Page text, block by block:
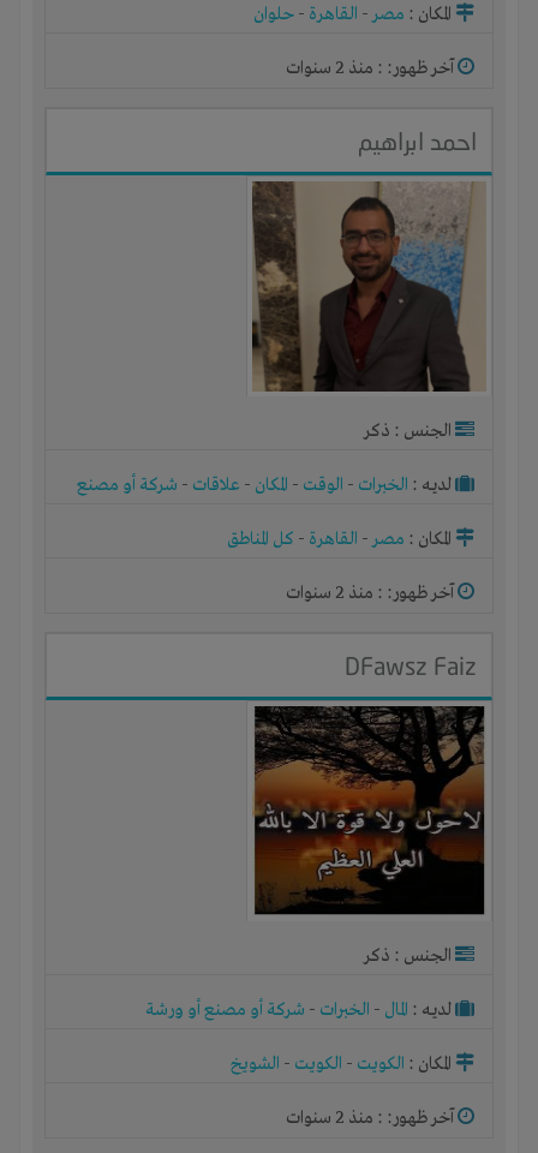
المكان : مصر- القاهرة - حلوان
آخر ظهور: : منذ 2 سنوات
احمد ابراهيم
الجنس : ذكر
لديـه : الخبرات - الوقت - المكان - علاقات - شركة أو مصنع
المكان : مصر- القاهرة - كل المناطق
آخر ظهور: : منذ 2 سنوات
DFawsz Faiz
الجنس : ذكر
لديـه : المال - الخبرات - شركة أو مصنع أو ورشة
المكان : الكويت - الكويت - الشويخ
آخر ظهور: : منذ 2 سنوات